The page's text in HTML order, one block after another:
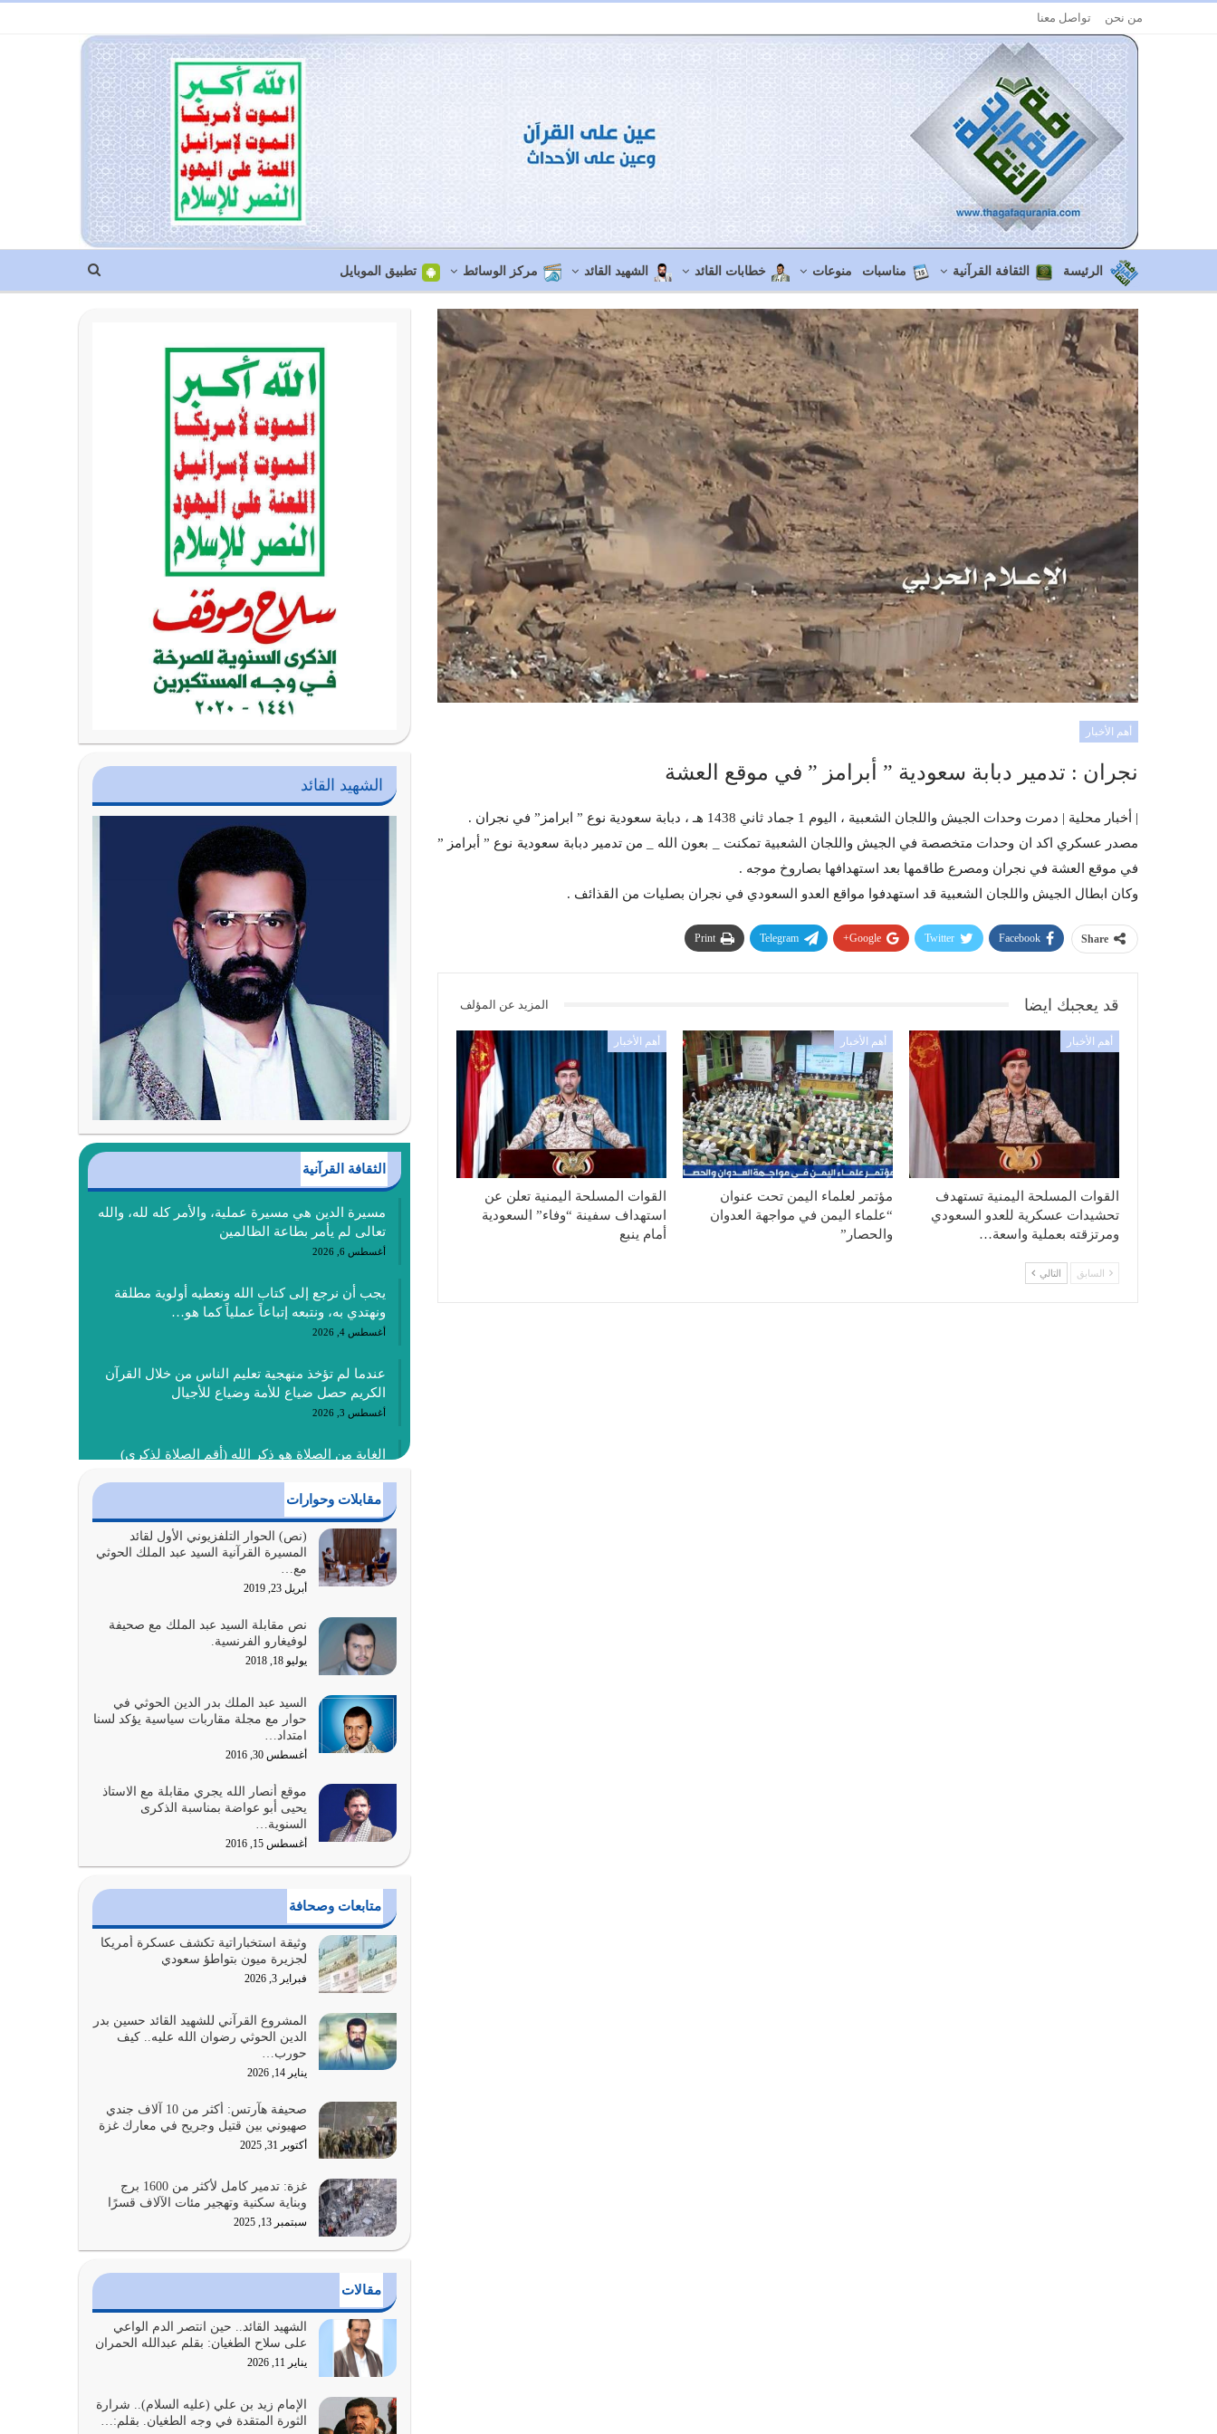
من نحن تواصل معنا
الرئيسة الثقافة القرآنية مناسبات منوعات خطابات القائد الشهيد القائد مركز الوسائط تطبيق الموبايل
أهم الأخبار
نجران : تدمير دبابة سعودية ” أبرامز ” في موقع العشة
| أخبار محلية | دمرت وحدات الجيش واللجان الشعبية ، اليوم 1 جماد ثاني 1438 هـ ، دبابة سعودية نوع ” ابرامز” في نجران .
مصدر عسكري اكد ان وحدات متخصصة في الجيش واللجان الشعبية تمكنت _ بعون الله _ من تدمير دبابة سعودية نوع ” أبرامز ”
في موقع العشة في نجران ومصرع طاقمها بعد استهدافها بصاروخ موجه .
وكان ابطال الجيش واللجان الشعبية قد استهدفوا مواقع العدو السعودي في نجران بصليات من القذائف .
Share
Facebook
Twitter
Google+
Telegram
Print
قد يعجبك ايضا المزيد عن المؤلف
أهم الأخبار
القوات المسلحة اليمنية تستهدف
تحشيدات عسكرية للعدو السعودي
ومرتزقته بعملية واسعة…
أهم الأخبار
مؤتمر لعلماء اليمن تحت عنوان
“علماء اليمن في مواجهة العدوان
والحصار”
أهم الأخبار
القوات المسلحة اليمنية تعلن عن
استهداف سفينة “وفاء” السعودية
أمام ينبع
السابق التالي
الشهيد القائد
الثقافة القرآنية
مسيرة الدين هي مسيرة عملية، والأمر كله لله، والله
تعالى لم يأمر بطاعة الظالمين
أغسطس 6, 2026
يجب أن نرجع إلى كتاب الله ونعطيه أولوية مطلقة
ونهتدي به، ونتبعه إتباعاً عملياً كما هو…
أغسطس 4, 2026
عندما لم تؤخذ منهجية تعليم الناس من خلال القرآن
الكريم حصل ضياع للأمة وضياع للأجيال
أغسطس 3, 2026
الغاية من الصلاة هو ذكر الله (أقم الصلاة لذكري)
أغسطس 2, 2026
السبب الرئيسي لشقاء الأمة الابتعاد عن كتاب الله
والتعدي لحدود الله بالإضافات للدين
أغسطس 1, 2026
أبرز أسباب الشقاء هو الإعراض عن ذكر الله وعن هدى
الله المتمثل في القرآن الكريم
يوليو 31, 2026
أولياء الشيطان كلما كانوا أكثر ولاءً وطاعة للشيطان
كلما كانوا أكثر ضعفاً
يوليو 30, 2026
والرزق والاستبشار والنجاة والخلود في…
يوليو 29, 2026
هل نحن من الصالحين؟ قيِّم نفسك هنا اترك القرآن
على أصله وأعرض نفسك، وأعرض ما لديك على…
يوليو 27, 2026
عندما يكون عدوك هو عدو الله معناه أن تكون نقاط
الضعف فيه كثيرة وسينصرك الله عليه إذا…
يوليو 26, 2026
أراد الله لهذه الأمة ان تكون خير امة أخرجت للناس
بالنهوض بالأمر بالمعروف والنهي عن…
يوليو 25, 2026
الدين الذي شرعه الله لا يجوز أن يخضع لآرائنا وأهوائنا
واجتهاداتنا لأننا سنختلف ونتفرق
يوليو 24, 2026
يجب أن نعود جميعاً الى القرآن وعندنا أخطاء جميعاً
لنعتصم بحبل الله جميعاً وليس كل…
يوليو 22, 2026
المُلك كله لله تعالى يؤتيه من يشاء وينزعه ممن يشاء
مقابلات وحوارات
(نص) الحوار التلفزيوني الأول لقائد
المسيرة القرآنية السيد عبد الملك الحوثي
مع…
أبريل 23, 2019
نص مقابلة السيد عبد الملك مع صحيفة
لوفيغارو الفرنسية.
يوليو 18, 2018
السيد عبد الملك بدر الدين الحوثي في
حوار مع مجلة مقاربات سياسية يؤكد لسنا
امتداد…
أغسطس 30, 2016
موقع أنصار الله يجري مقابلة مع الاستاذ
يحيى أبو عواضة بمناسبة الذكرى
السنوية…
أغسطس 15, 2016
متابعات وصحافة
وثيقة استخباراتية تكشف عسكرة أمريكا
لجزيرة ميون بتواطؤ سعودي
فبراير 3, 2026
المشروع القرآني للشهيد القائد حسين بدر
الدين الحوثي رضوان الله عليه.. كيف
حورب…
يناير 14, 2026
صحيفة هآرتس: أكثر من 10 آلاف جندي
صهيوني بين قتيل وجريح في معارك غزة
أكتوبر 31, 2025
غزة: تدمير كامل لأكثر من 1600 برج
وبناية سكنية وتهجير مئات الآلاف قسرًا
سبتمبر 13, 2025
مقالات
الشهيد القائد.. حين انتصر الدم الواعي
على سلاح الطغيان: بقلم عبدالله الحمران
يناير 11, 2026
الإمام زيد بن علي (عليه السلام).. شرارة
الثورة المتقدة في وجه الطغيان. بقلم:…